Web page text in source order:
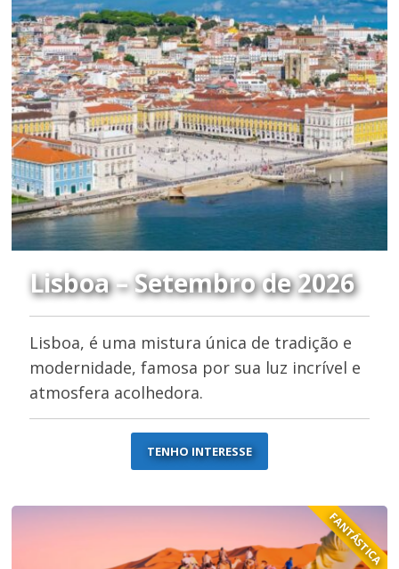
Lisboa – Setembro de 2026
Lisboa, é uma mistura única de tradição e
modernidade, famosa por sua luz incrível e
atmosfera acolhedora.
TENHO INTERESSE
FANTÁSTICA